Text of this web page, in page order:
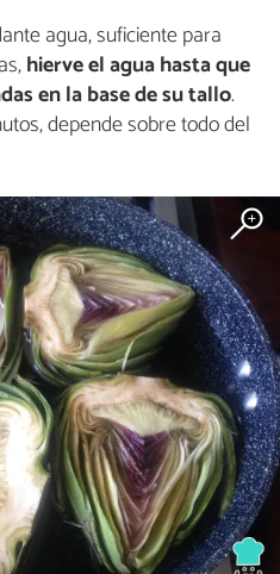
agua, suficiente para
hierve el agua hasta que
en la base de su tallo.
depende sobre todo del